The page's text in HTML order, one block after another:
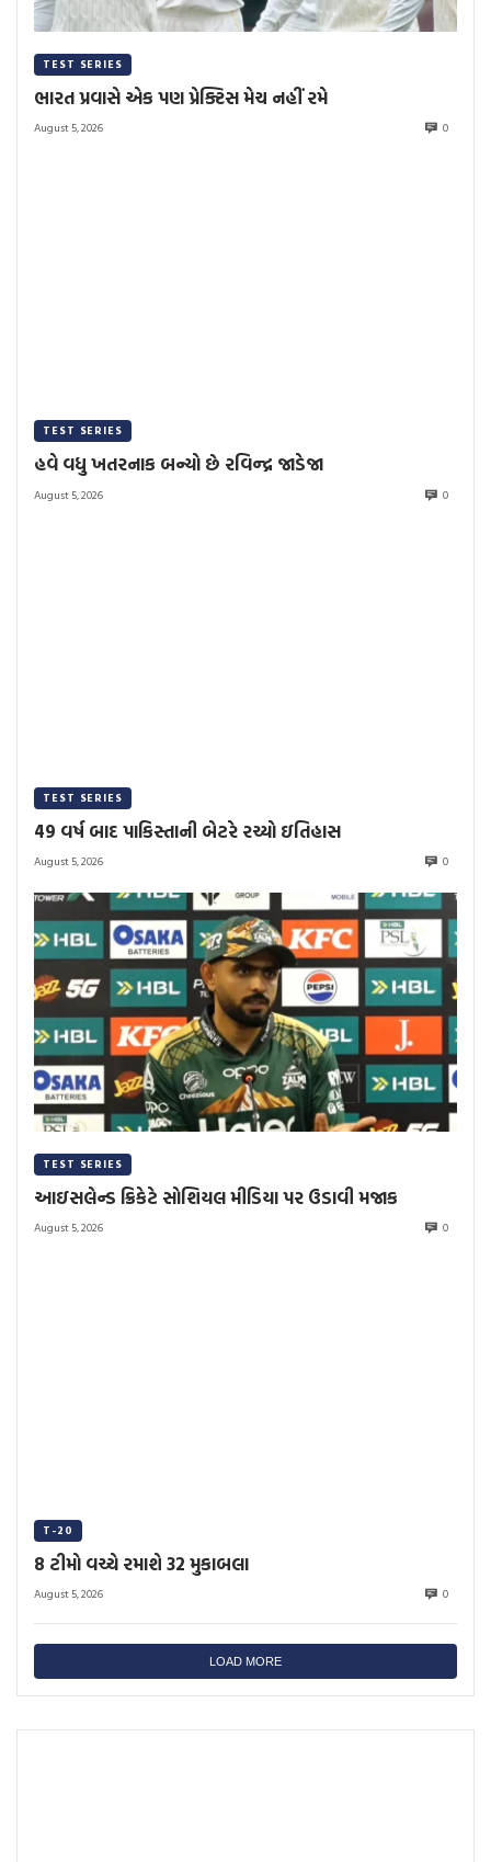
TEST SERIES
ભારત પ્રવાસે એક પણ પ્રેક્ટિસ મેચ નહીં રમે
August 5, 2026 0
TEST SERIES
હવે વધુ ખતરનાક બન્યો છે રવિન્દ્ર જાડેજા
August 5, 2026 0
TEST SERIES
49 વર્ષ બાદ પાકિસ્તાની બેટરે રચ્યો ઇતિહાસ
August 5, 2026 0
TEST SERIES
આઇસલેન્ડ ક્રિકેટે સોશિયલ મીડિયા પર ઉડાવી મજાક
August 5, 2026 0
T-20
8 ટીમો વચ્ચે રમાશે 32 મુકાબલા
August 5, 2026 0
LOAD MORE